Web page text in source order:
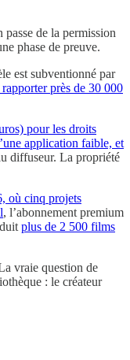
de la permission
phase de preuve.
est subventionné par
près de 30 000
pour les droits
application faible, et
diffuseur. La propriété
où cinq projets
, l’abonnement premium
plus de 2 500 films
vraie question de
: le créateur